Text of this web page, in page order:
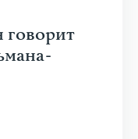
говорит